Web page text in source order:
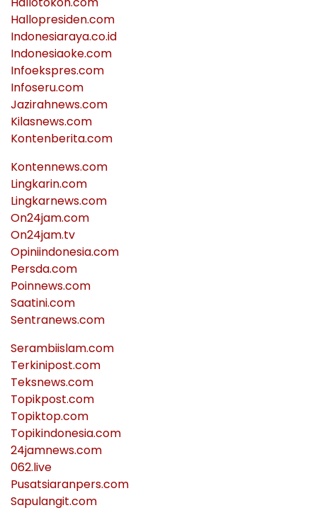
Hallopresiden.com
Indonesiaraya.co.id
Indonesiaoke.com
Infoekspres.com
Infoseru.com
Jazirahnews.com
Kilasnews.com
Kontenberita.com
Kontennews.com
Lingkarin.com
Lingkarnews.com
On24jam.com
On24jam.tv
Opiniindonesia.com
Persda.com
Poinnews.com
Saatini.com
Sentranews.com
Serambiislam.com
Terkinipost.com
Teksnews.com
Topikpost.com
Topiktop.com
Topikindonesia.com
24jamnews.com
062.live
Pusatsiaranpers.com
Sapulangit.com